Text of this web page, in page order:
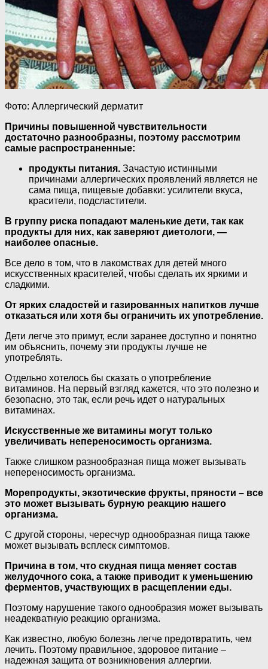
Фото: Аллергический дерматит
Причины повышенной чувствительности
достаточно разнообразны, поэтому рассмотрим
самые распространенные:
продукты питания. Зачастую истинными
причинами аллергических проявлений является не
сама пища, пищевые добавки: усилители вкуса,
красители, подсластители.
В группу риска попадают маленькие дети, так как
продукты для них, как заверяют диетологи, —
наиболее опасные.
Все дело в том, что в лакомствах для детей много
искусственных красителей, чтобы сделать их яркими и
сладкими.
От ярких сладостей и газированных напитков лучше
отказаться или хотя бы ограничить их употребление.
Дети легче это примут, если заранее доступно и понятно
им объяснить, почему эти продукты лучше не
употреблять.
Отдельно хотелось бы сказать о употребление
витаминов. На первый взгляд кажется, что это полезно и
безопасно, это так, если речь идет о натуральных
витаминах.
Искусственные же витамины могут только
увеличивать непереносимость организма.
Также слишком разнообразная пища может вызывать
непереносимость организма.
Морепродукты, экзотические фрукты, пряности – все
это может вызывать бурную реакцию нашего
организма.
С другой стороны, чересчур однообразная пища также
может вызывать всплеск симптомов.
Причина в том, что скудная пища меняет состав
желудочного сока, а также приводит к уменьшению
ферментов, участвующих в расщеплении еды.
Поэтому нарушение такого однообразия может вызывать
неадекватную реакцию организма.
Как известно, любую болезнь легче предотвратить, чем
лечить. Поэтому правильное, здоровое питание –
надежная защита от возникновения аллергии.